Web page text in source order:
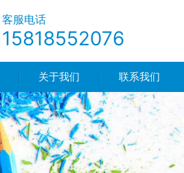
客服电话
15818552076
关于我们 联系我们